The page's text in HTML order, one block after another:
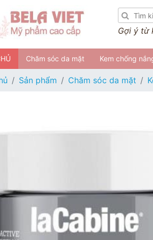
Gợi ý từ
Chăm sóc da mặt Kem chống
Sản phẩm Chăm sóc da mặt